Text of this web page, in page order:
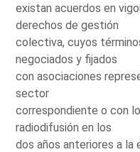
existan acuerdos en
derechos de gestión
colectiva, cuyos
negociados y fijados
con asociaciones
sector
correspondiente o con
radiodifusión en los
dos años anteriores a la